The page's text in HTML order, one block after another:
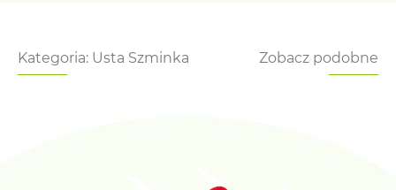
Kategoria: Usta Szminka Zobacz podobne